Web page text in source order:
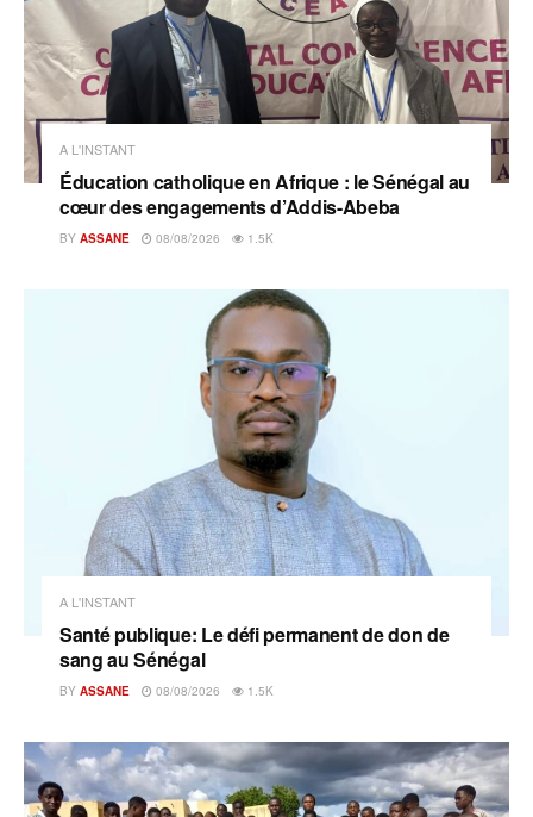
A L'INSTANT
Éducation catholique en Afrique : le Sénégal au
cœur des engagements d’Addis-Abeba
BY ASSANE 08/08/2026 1.5K
A L'INSTANT
Santé publique: Le défi permanent de don de
sang au Sénégal
BY ASSANE 08/08/2026 1.5K